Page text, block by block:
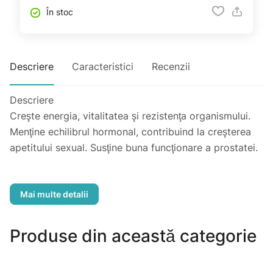
În stoc
Descriere Caracteristici Recenzii
Descriere
Creşte energia, vitalitatea şi rezistenţa organismului.
Menţine echilibrul hormonal, contribuind la creşterea
apetitului sexual. Susţine buna funcţionare a prostatei.
Ceai verde, ghimpe, frunze de dud, fenicul, cimbru de
Mod de preparare
Produse din această categorie